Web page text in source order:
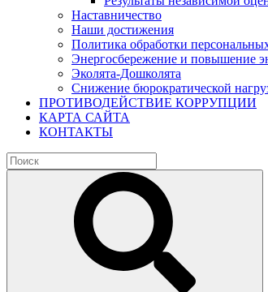
Наставничество
Наши достижения
Политика обработки
Энергосбережение и повышение
Эколята-Дошколята
Снижение бюрократической
ПРОТИВОДЕЙСТВИЕ КОРРУПЦИИ
КАРТА САЙТА
КОНТАКТЫ